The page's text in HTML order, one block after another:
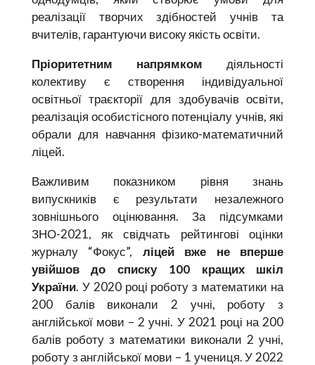
реалізації творчих здібностей учнів та
вчителів, гарантуючи високу якість освіти.
Пріоритетним напрямком діяльності
колективу є створення індивідуальної
освітньої траєкторії для здобувачів освіти,
реалізація особистісного потенціалу учнів, які
обрали для навчання фізико-математичний
ліцей.
Важливим показником рівня знань
випускників є результати незалежного
зовнішнього оцінювання. За підсумками
ЗНО-2021, як свідчать рейтингові оцінки
журналу “Фокус”, ліцей вже не вперше
увійшов до списку 100 кращих шкіл
України. У 2020 році роботу з математики на
200 балів виконали 2 учні, роботу з
англійської мови – 2 учні. У 2021 році на 200
балів роботу з математики виконали 2 учні,
роботу з англійської мови – 1 учениця. У 2022